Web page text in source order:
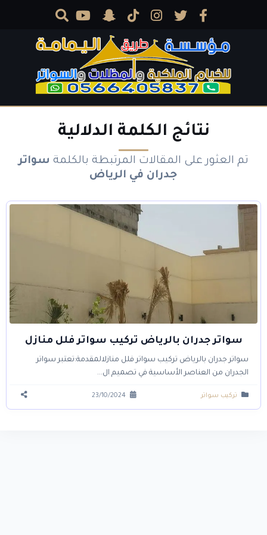
نتائج الكلمة الدلالية
تم العثور على المقالات المرتبطة بالكلمة سواتر
جدران في الرياض
سواتر جدران بالرياض تركيب سواتر فلل منازل
سواتر جدران بالرياض تركيب سواتر فلل منازلالمقدمة:تعتبر سواتر
الجدران من العناصر الأساسية في تصميم ال...
تركيب سواتر